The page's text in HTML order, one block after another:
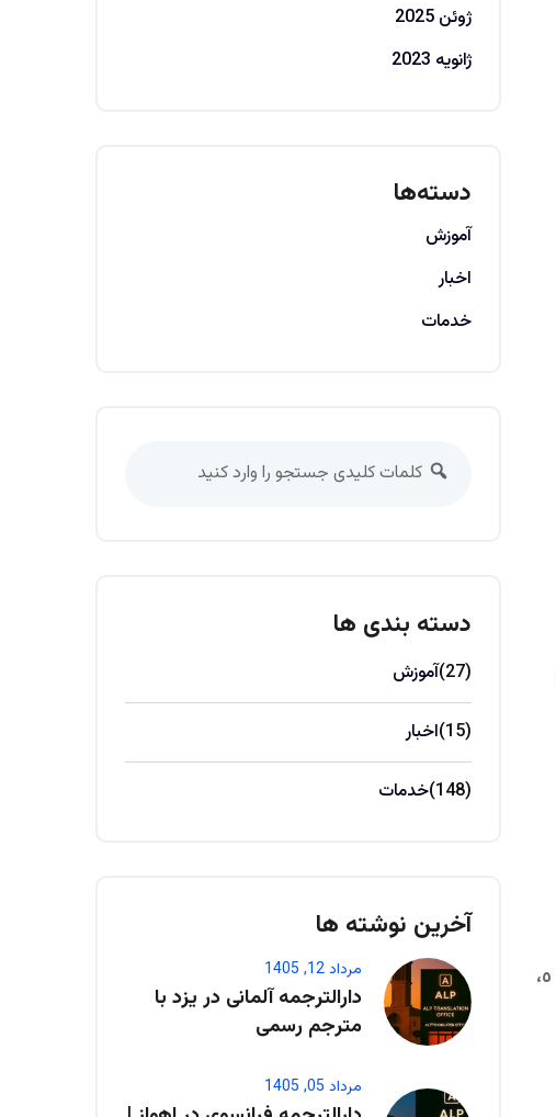
تهران، سعــــــادت آباد، بالاتــــــر از ميــــــدان كـــــــــــاج، بعد از علی اکبر(12)، ساختمان گلديس، پلاك ٩٧، طبقه ٥،
ژوئن 2025
ژانویه 2023
دسته‌ها
آموزش
اخبار
خدمات
دسته بندی ها
آموزش (27)
اخبار (15)
خدمات (148)
آخرین نوشته ها
مرداد 12, 1405
دارالترجمه آلمانی در یزد با
مترجم رسمی
مرداد 05, 1405